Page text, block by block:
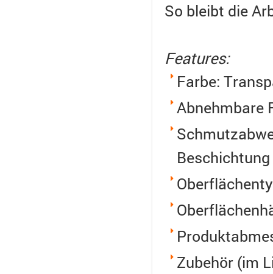
So bleibt die
Features:
Farbe:
Abnehmbare
Beschichtung
Zubehör (im